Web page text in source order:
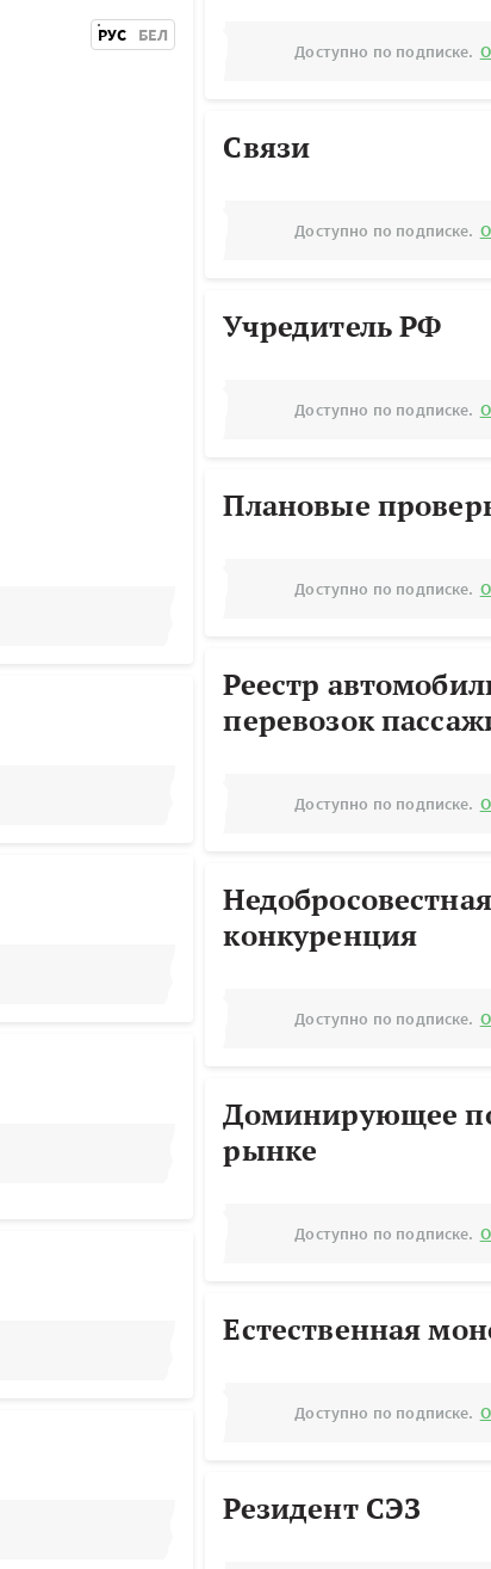
РУС БЕЛ
Доступно по подписке.
Связи
Доступно по подписке.
Учредитель РФ
Доступно по подписке.
Плановые
Доступно по подписке.
Реестр
перевозок
Доступно по подписке.
Недобросовестная
конкуренция
Доступно по подписке.
Доминирующее
рынке
Доступно по подписке.
Естественная
Доступно по подписке.
Резидент СЭЗ